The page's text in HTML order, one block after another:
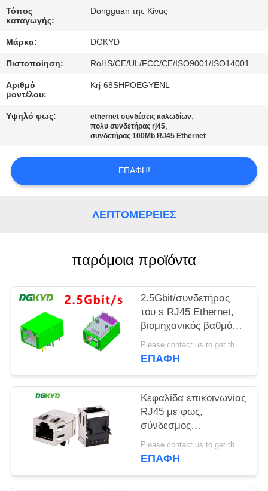
ΈΛΕΓΧΟΣ
ΕΛΆΤΕ
ΣΕ
ΕΠΑΦΉ
ΈΝΑ
ΑΠΌΣΠΑΣΜΑ
ΠΟΛΙΤΙΚΉ
ΜΥΣΤΙΚΌΤΗΤΑΣ
Τόπος
καταγωγής:
Dongguan της Κίνας
Μάρκα: DGKYD
Πιστοποίηση: RoHS/CE/UL/FCC/CE/ISO9001/ISO14001
Αριθμό
μοντέλου:
Krj-68SHPOEGYENL
Υψηλό φως: ethernet συνδέσεις καλωδίων,
πολυ συνδετήρας rj45,
συνδετήρας 100Mb RJ45 Ethernet
ΕΠΑΦΉ!
ΛΕΠΤΟΜΈΡΕΙΕΣ
παρόμοια προϊόντα
2.5Gbit/συνδετήρας
του s RJ45 Ethernet,
βιομηχανικός βαθμός
μορφωματικό Rj45
Jack υψηλής επίδοσης
Please contact us to get the latest price. MOQ:1 κομμάτι
ΕΠΑΦΉ
Κεφαλίδα επικοινωνίας
RJ45 με φως,
σύνδεσμος
υπολογιστή
επικοινωνίας 8P8C
Please contact us to get the latest price. MOQ:1 κομμάτι
ΕΠΑΦΉ